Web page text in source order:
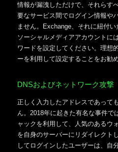
情報が漏洩しただけで、それらす
要なサービス間でログイン情報や
ません。Exchange、それに紐付
ソーシャルメディアアカウントに
ワードを設定してください。理想
ーを利用して設定することをお勧
DNSおよびネットワーク攻撃
正しく入力したアドレスであって
ん。2018年に起きた有名な事件で
ャックを利用して、人気のあるウ
を自身のサーバーにリダイレクト
してログインしたユーザーは、自